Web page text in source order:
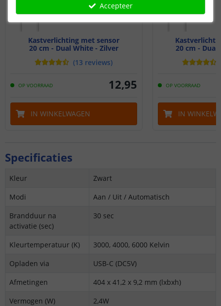
Kastverlichting met sensor
20 cm - Dual White - Zilver
(13 reviews)
OP VOORRAAD 12,95
IN WINKELWAGEN
20 cm -
OP VOORRAAD
IN
Specificaties
Kleur
Zwart
Modi
Aan / Uit / Automatisch
Brandduur na
activatie (sec)
30 sec
Kleurtemperatuur (K)
3000, 4000, 6000 Kelvin
Opladen via
USB-C (DC5V)
Afmetingen
404 x 41,2 x 9,2 mm (lxbxh)
Vermogen (W)
2,4W
Accepteer